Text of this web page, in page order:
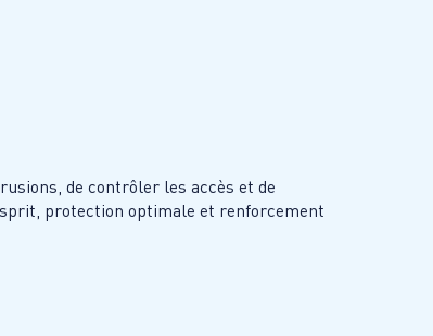
de contrôler les accès et de
protection optimale et renforcement